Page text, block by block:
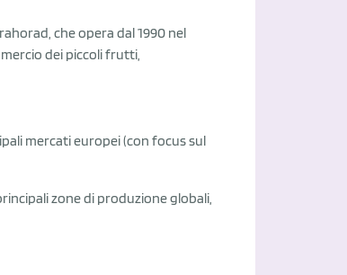
che opera dal 1990 nel
dei piccoli frutti,
mercati europei (con focus sul
zone di produzione globali,